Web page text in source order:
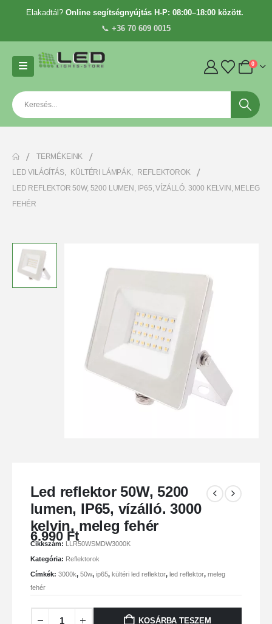
Elakadtál? Online segítségnyújtás H-P: 08:00–18:00 között.
📞 +36 70 609 0015
0
TERMÉKEINK
LED VILÁGÍTÁS, KÜLTÉRI LÁMPÁK,
REFLEKTOROK
LED REFLEKTOR 50W, 5200 LUMEN, IP65, VÍZÁLLÓ. 3000 KELVIN, MELEG
FEHÉR
Led reflektor 50W, 5200
lumen, IP65, vízálló. 3000
kelvin, meleg fehér
6.990Ft
Cikkszám: LLR50WSMDW3000K
Kategória: Reflektorok
Címkék: 3000k, 50w, ip65, kültéri led reflektor, led reflektor, meleg
fehér
KOSÁRBA TESZEM